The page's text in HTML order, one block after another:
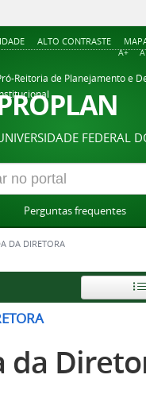
Acesso à
ALTO CONTRASTE
A+ A
Reitoria de Planejamento e
FEDERAL
Perguntas frequentes
DA DIRETORA
da